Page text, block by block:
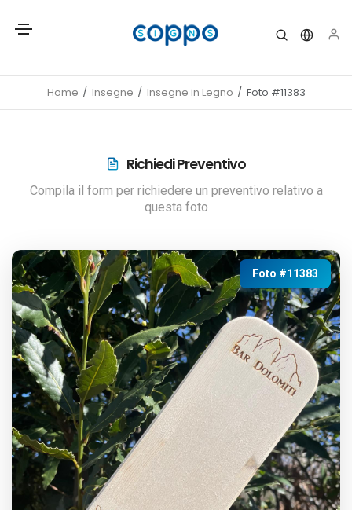
Home Insegne Insegne in Legno Foto #11383
Richiedi Preventivo
Compila il form per richiedere un preventivo relativo a
questa foto
Foto #11383